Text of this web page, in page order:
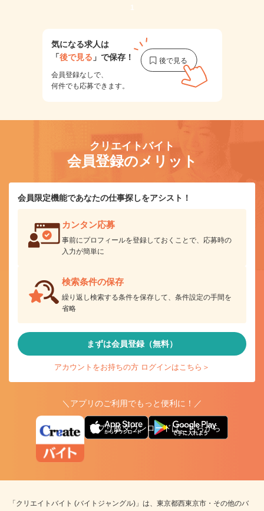
1
気になる求人は
「後で見る 」で保存！
会員登録なしで、
何件でも応募できます。
クリエイトバイト
会員登録のメリット
会員限定機能であなたの仕事探しをアシスト！
カンタン応募
事前にプロフィールを登録しておくことで、応募時の
入力が簡単に
検索条件の保存
繰り返し検索する条件を保存して、条件設定の手間を
省略
まずは会員登録（無料）
アカウントをお持ちの方 ログインはこちら＞
＼アプリのご利用でもっと便利に！／
アプリ版ダウンロードはこちらから
「クリエイトバイト (バイトジャングル)」は、東京都西東京市・その他のバ